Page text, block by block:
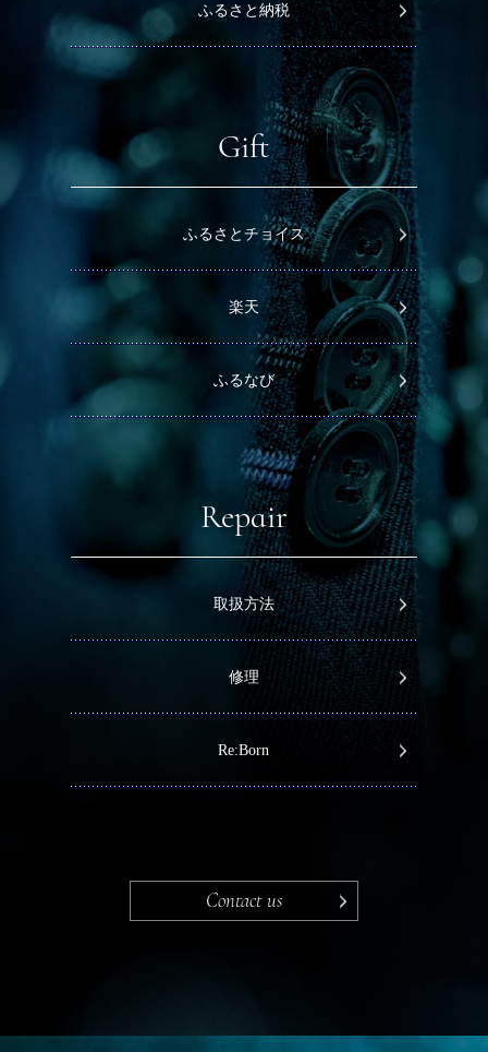
ふるさと納税
Gift
ふるさとチョイス
楽天
ふるなび
Repair
取扱方法
修理
Re:Born
Contact us